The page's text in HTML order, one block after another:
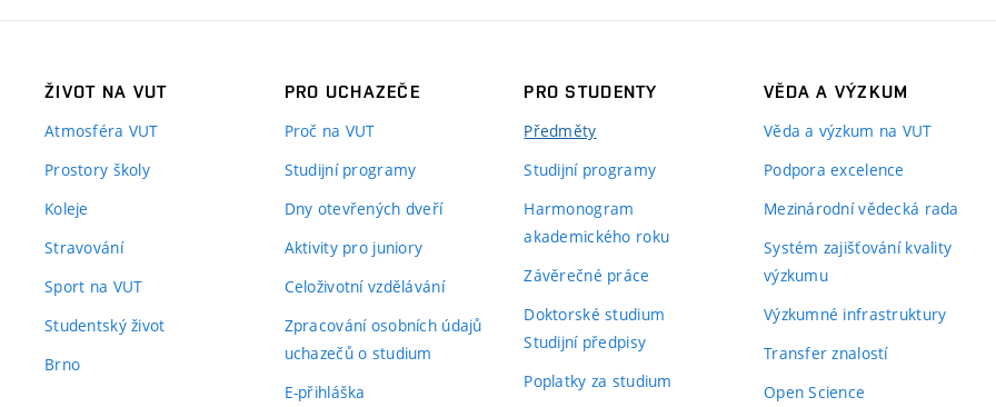
ŽIVOT NA VUT
Atmosféra VUT
Prostory školy
Koleje
Stravování
Sport na VUT
Studentský život
Brno
PRO UCHAZEČE
Proč na VUT
Studijní programy
Dny otevřených dveří
Aktivity pro juniory
Celoživotní vzdělávání
Zpracování osobních údajů
uchazečů o studium
E-přihláška
PRO STUDENTY
Předměty
Studijní programy
Harmonogram
akademického roku
Závěrečné práce
Doktorské studium
Studijní předpisy
Poplatky za studium
VĚDA A VÝZKUM
Věda a výzkum na VUT
Podpora excelence
Mezinárodní vědecká rada
Systém zajišťování kvality
výzkumu
Výzkumné infrastruktury
Transfer znalostí
Open Science